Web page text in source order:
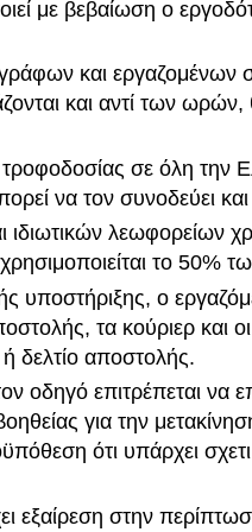
με βεβαίωση ο
και εργαζομένων
και αντί των
σε όλη την
να τον συνοδεύει
λεωφορείων
το 50%
υποστήριξης, ο
τα κούριερ και
ή δελτίο αποστολής.
οδηγό επιτρέπεται να
για την
ότι υπάρχει
εξαίρεση στην